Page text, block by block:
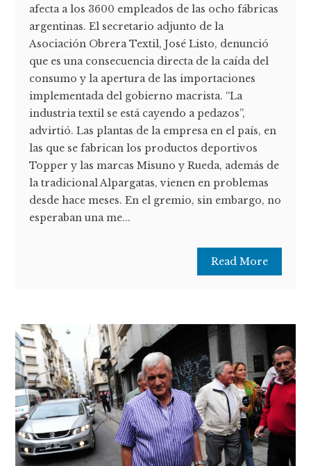
afecta a los 3600 empleados de las ocho fábricas
argentinas. El secretario adjunto de la
Asociación Obrera Textil, José Listo, denunció
que es una consecuencia directa de la caída del
consumo y la apertura de las importaciones
implementada del gobierno macrista. “La
industria textil se está cayendo a pedazos”,
advirtió. Las plantas de la empresa en el país, en
las que se fabrican los productos deportivos
Topper y las marcas Misuno y Rueda, además de
la tradicional Alpargatas, vienen en problemas
desde hace meses. En el gremio, sin embargo, no
esperaban una me...
Read More